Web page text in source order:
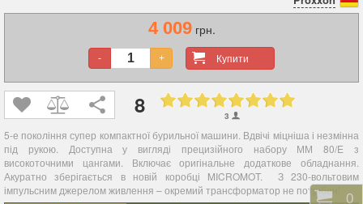
4 009грн.
Купити
- +
8 3
5-е покоління супер компактної бурильної машини. Вдвічі міцніша і незмінна
під рукою. Доступна у вигляді прецизійного набору ММ 80/E з
високоточними цангами. Включає оригінальне додаткове обладнання.
Акуратно зберігається в новій коробці MICROMOT. З 230-вольтовим
імпульсним джерелом живлення – окремий трансформатор не потрібен!
0